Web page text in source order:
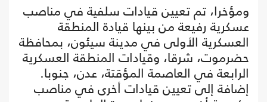
ومؤخرا، تم تعيين قيادات سلفية في مناصب
عسكرية رفيعة من بينها قيادة المنطقة
العسكرية الأولى في مدينة سيئون، بمحافظة
حضرموت، شرقا، وقيادات المنطقة العسكرية
الرابعة في العاصمة المؤقتة، عدن، جنوبا.
إضافة إلى تعيين قيادات أخرى في مناصب